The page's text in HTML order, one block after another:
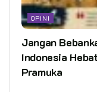
OPINI
Jangan
Indonesia
Pramuka